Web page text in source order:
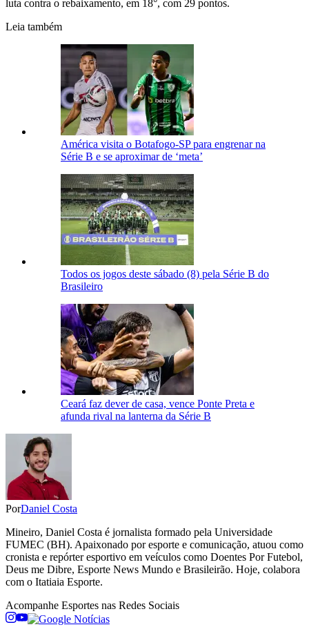
luta contra o rebaixamento, em 18°, com 29 pontos.
Leia também
América visita o Botafogo-SP para engrenar na
Série B e se aproximar de ‘meta’
Todos os jogos deste sábado (8) pela Série B do
Brasileiro
Ceará faz dever de casa, vence Ponte Preta e
afunda rival na lanterna da Série B
PorDaniel Costa
Mineiro, Daniel Costa é jornalista formado pela Universidade
FUMEC (BH). Apaixonado por esporte e comunicação, atuou como
cronista e repórter esportivo em veículos como Doentes Por Futebol,
Deus me Dibre, Esporte News Mundo e Brasileirão. Hoje, colabora
com o Itatiaia Esporte.
Acompanhe Esportes nas Redes Sociais